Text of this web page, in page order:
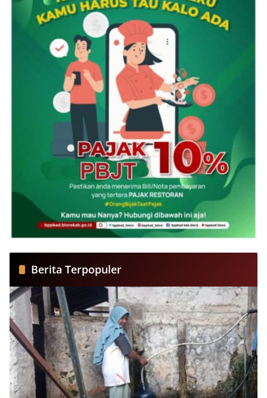
Berita Terpopuler